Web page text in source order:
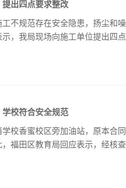
出四点要求整改
不规范存在安全隐患，扬尘和
，我局现场向施工单位提出四
校符合安全规范
校香蜜校区旁加油站，原本合
福田区教育局回应表示，经核